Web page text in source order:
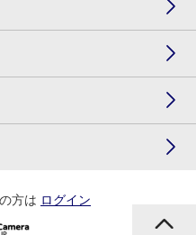
方は ログイン